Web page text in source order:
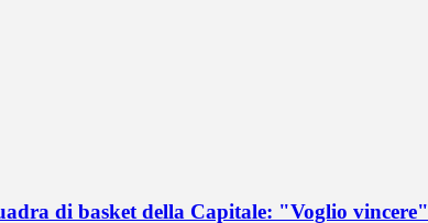
di basket della Capitale: "Voglio vincere"